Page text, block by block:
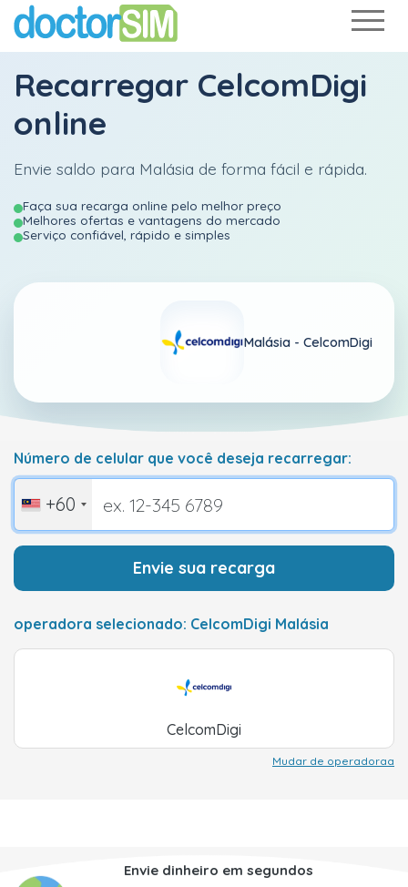
Recarregar CelcomDigi
online
Envie saldo para Malásia de forma fácil e rápida.
Faça sua recarga online pelo melhor preço
Melhores ofertas e vantagens do mercado
Serviço confiável, rápido e simples
Malásia - CelcomDigi
Número de celular que você deseja recarregar:
+60
Envie sua recarga
operadora selecionado: CelcomDigi Malásia
CelcomDigi
Mudar de operadoraa
Envie dinheiro em segundos